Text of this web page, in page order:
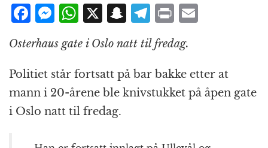
F
a
c
e
b
o
M
ss
e
n
g
W
h
at
s
A
p
X S
a
p
c
T
el
e
g
r
P
n
t
l
Osterhaus gate i Oslo natt til fredag.
Politiet står fortsatt på bar bakke etter at
mann i 20-årene ble knivstukket på åpen gate
i Oslo natt til fredag.